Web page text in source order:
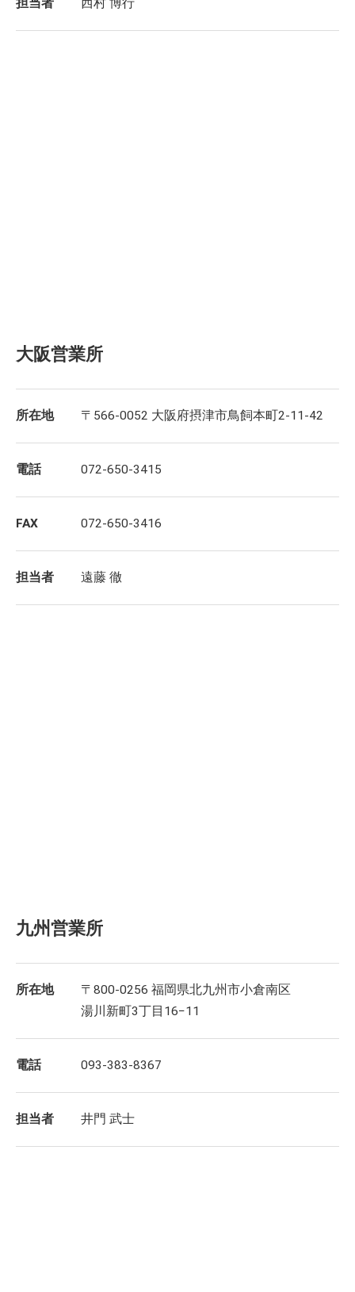
担当者 西村 博行
大阪営業所
所在地 〒566-0052 大阪府摂津市鳥飼本町2-11-42
電話 072-650-3415
FAX 072-650-3416
担当者 遠藤 徹
九州営業所
所在地
〒800-0256 福岡県北九州市小倉南区
湯川新町3丁目16−11
電話 093-383-8367
担当者 井門 武士